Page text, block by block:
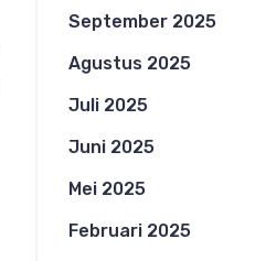
September 2025
Agustus 2025
Juli 2025
Juni 2025
Mei 2025
Februari 2025